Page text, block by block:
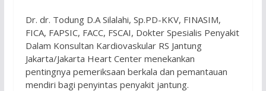
Dr. dr. Todung D.A Silalahi, Sp.PD-KKV, FINASIM,
FICA, FAPSIC, FACC, FSCAI, Dokter Spesialis Penyakit
Dalam Konsultan Kardiovaskular RS Jantung
Jakarta/Jakarta Heart Center menekankan
pentingnya pemeriksaan berkala dan pemantauan
mendiri bagi penyintas penyakit jantung.